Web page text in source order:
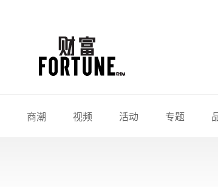
商潮 视频 活动 专题